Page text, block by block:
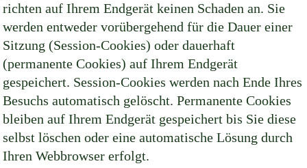
richten auf Ihrem Endgerät keinen Schaden an. Sie
werden entweder vorübergehend für die Dauer einer
Sitzung (Session-Cookies) oder dauerhaft
(permanente Cookies) auf Ihrem Endgerät
gespeichert. Session-Cookies werden nach Ende Ihres
Besuchs automatisch gelöscht. Permanente Cookies
bleiben auf Ihrem Endgerät gespeichert bis Sie diese
selbst löschen oder eine automatische Lösung durch
Ihren Webbrowser erfolgt.